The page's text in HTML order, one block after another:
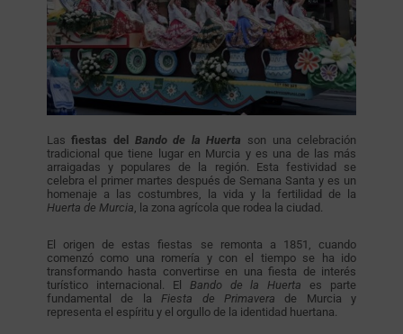
Lasfiestas del Bando de la Huerta son una celebración
tradicional que tiene lugar en Murcia y es una de las más
arraigadas y populares de la región. Esta festividad se
celebra el primer martes después de Semana Santa y es un
homenaje a las costumbres, la vida y la fertilidad de la
Huerta de Murcia, la zona agrícola que rodea la ciudad.
El origen de estas fiestas se remonta a 1851, cuando
comenzó como una romería y con el tiempo se ha ido
transformando hasta convertirse en una fiesta de interés
turístico internacional. El Bando de la Huerta es parte
fundamental de la Fiesta de Primavera de Murcia y
representa el espíritu y el orgullo de la identidad huertana.